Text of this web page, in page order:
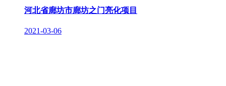
河北省廊坊市廊坊之门亮化项目
2021-03-06